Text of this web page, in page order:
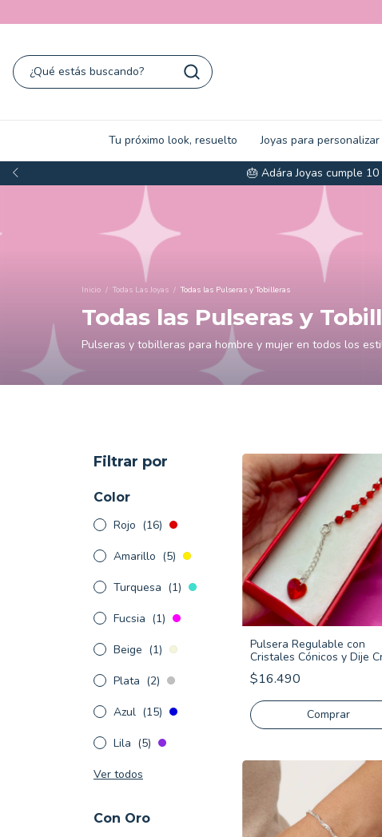
🎂 Adára Joyas cumple
Tu próximo look, resuelto Joyas para personalizar
Inicio / Todas Las Joyas / Todas las Pulseras y Tobilleras
Todas las Pulseras y
Pulseras y tobilleras para hombre y mujer en todos los
Filtrar por
Color
Rojo (16)
Amarillo (5)
Turquesa (1)
Fucsia (1)
Beige (1)
Plata (2)
Azul (15)
Lila (5)
Ver todos
Con Oro
Pulsera Regulable con
Cristales Cónicos y Dije
Corazón - Plata 925
$16.490
Comprar